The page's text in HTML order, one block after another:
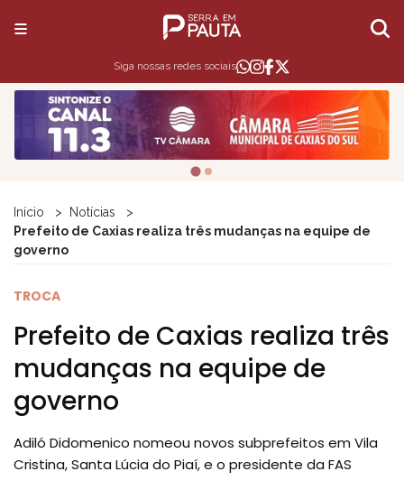
Siga nossas redes sociais
Início
Notícias
Prefeito de Caxias realiza três mudanças na equipe de
governo
TROCA
Prefeito de Caxias realiza três
mudanças na equipe de
governo
Adiló Didomenico nomeou novos subprefeitos em Vila
Cristina, Santa Lúcia do Piaí, e o presidente da FAS